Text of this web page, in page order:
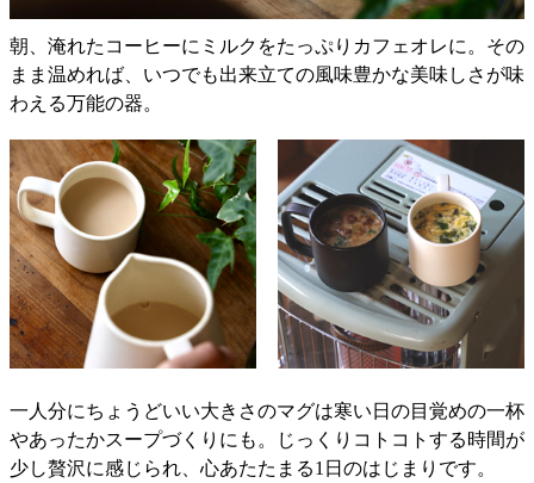
朝、淹れたコーヒーにミルクをたっぷりカフェオレに。その
まま温めれば、いつでも出来立ての風味豊かな美味しさが味
わえる万能の器。
一人分にちょうどいい大きさのマグは寒い日の目覚めの一杯
やあったかスープづくりにも。じっくりコトコトする時間が
少し贅沢に感じられ、心あたたまる1日のはじまりです。